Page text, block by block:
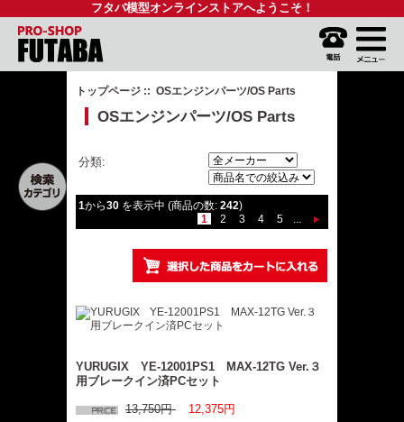
フタバ模型オンラインストアへようこそ！
トップページ :: OSエンジンパーツ/OS Parts
OSエンジンパーツ/OS Parts
分類:
1から30を表示中 (商品の数: 242)
1
2 3 4 5
YURUGIX YE-12001PS1 MAX-12TG Ver.３
用ブレークイン済PCセット
13,750円 12,375円